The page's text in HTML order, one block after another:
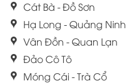
Cát Bà - Đồ Sơn
Hạ Long - Quảng Ninh
Vân Đồn - Quan Lạn
Đảo Cô Tô
Móng Cái - Trà Cổ